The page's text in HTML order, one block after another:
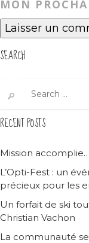
MON
SEARCH
for:
RECENT POSTS
Mission
L’Opti-Fest : un
précieux pour les
Un forfait de ski
Christian Vachon
La communauté